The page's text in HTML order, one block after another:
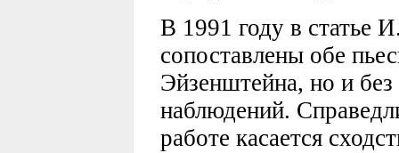
В 1991 году в статье
сопоставлены обе
Эйзенштейна, но и
наблюдений.
работе касается